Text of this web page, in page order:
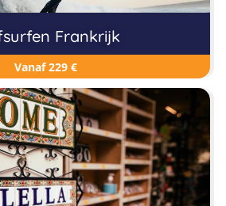
Frankrijk
Vanaf 229 €